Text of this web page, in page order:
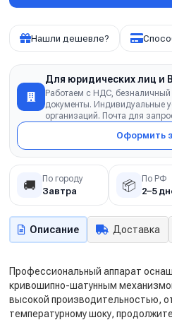
Нашли дешевле?
Для юридических лиц и
Работаем с НДС,
документы. Индивидуальные
организаций. Почта для
Оформить
🚚 По городу
Завтра 📦 По РФ
2–5
Описание Доставка
Профессиональный аппарат
кривошипно-шатунным
высокой производительностью,
температурному шоку,